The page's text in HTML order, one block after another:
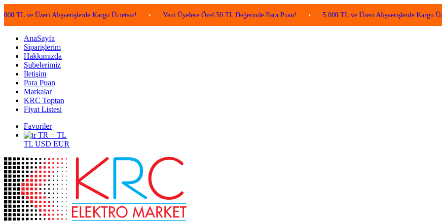
Üzeri Alışverişlerde Kargo Ücretsiz! • Yeni Üyelere Özel 50 TL Değerinde Para Puan! • 5.000 TL ve Üzeri Alışverişlerde Kargo Ücretsiz!
AnaSayfa
Siparişlerim
Hakkımızda
Şubelerimiz
İletişim
Para Puan
Markalar
KRC Toptan
Fiyat Listesi
Favoriler
TR − TL
TL USD EUR